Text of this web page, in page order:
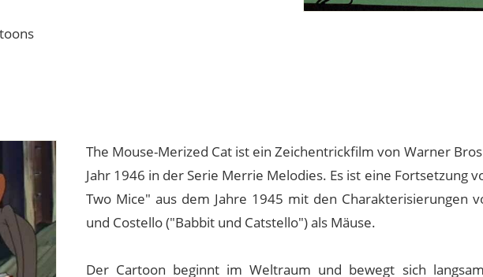
The Mouse-Merized Cat ist ein Zeichentrickfilm von Warner
Jahr 1946 in der Serie Merrie Melodies. Es ist eine Fortsetzung
Two Mice" aus dem Jahre 1945 mit den Charakterisierungen
und Costello ("Babbit und Catstello") als Mäuse.
Der Cartoon beginnt im Weltraum und bewegt sich